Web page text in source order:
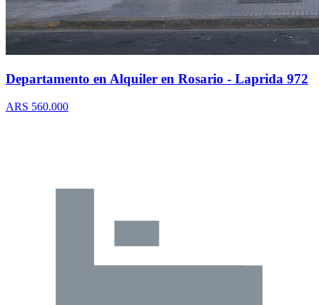
Departamento en Alquiler en Rosario - Laprida 972
ARS 560.000